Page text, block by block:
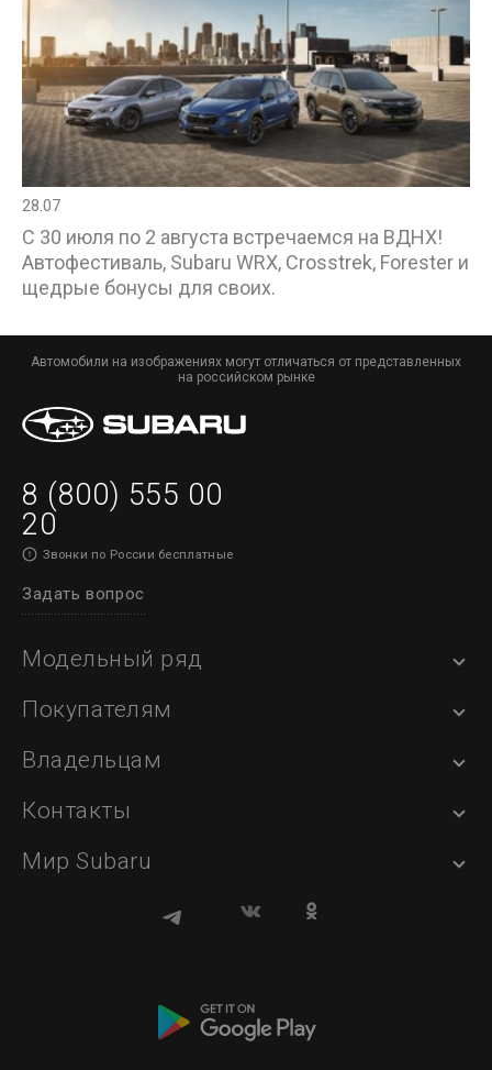
28.07
С 30 июля по 2 августа встречаемся на ВДНХ!
Автофестиваль, Subaru WRX, Crosstrek, Forester и
щедрые бонусы для своих.
Автомобили на изображениях могут отличаться от представленных
на российском рынке
8 (800) 555 00
20
Звонки по России бесплатные
Задать вопрос
Модельный ряд
Покупателям
Владельцам
Контакты
Мир Subaru